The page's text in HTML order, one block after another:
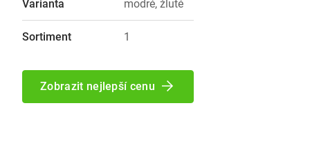
Varianta modré, žluté
Sortiment 1
Zobrazit nejlepší cenu